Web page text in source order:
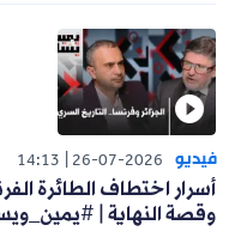
فيديو 26-07-2026
14:13
أسرار اختطاف الطائرة
وقصة النهاية |